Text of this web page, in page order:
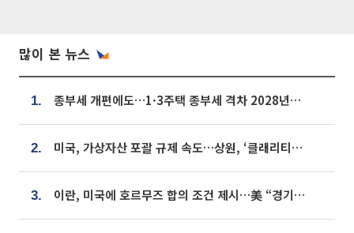
많이 본 뉴스
1. 종부세 개편에도…1·3주택 종부세 격차 2028년부터 확대
2. 미국, 가상자산 포괄 규제 속도…상원, ‘클래리티법’ 9월 절차투표 추진
3. 이란, 미국에 호르무즈 합의 조건 제시…美 “경기 아직 안 끝나” [종합]